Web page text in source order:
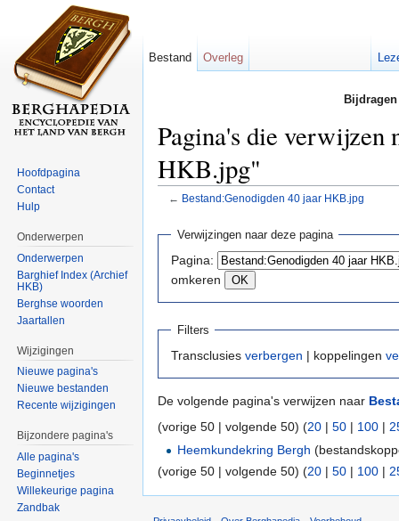
Pagina's die verwijzen
HKB.jpg"
← Bestand:Genodigden 40 jaar HKB.jpg
Verwijzingen naar deze pagina
Pagina:
omkeren
Filters
Transclusies verbergen | koppelingen
De volgende pagina's verwijzen naar
(vorige 50 | volgende 50) (20 | 50 | 100 |
Heemkundekring Bergh
(vorige 50 | volgende 50) (20 | 50 | 100 |
Bestand Overleg
Hoofdpagina
Contact
Hulp
Onderwerpen
Onderwerpen
Barghief Index (Archief
HKB)
Berghse woorden
Jaartallen
Wijzigingen
Nieuwe pagina's
Nieuwe bestanden
Recente wijzigingen
Bijzondere pagina's
Alle pagina's
Beginnetjes
Willekeurige pagina
Zandbak